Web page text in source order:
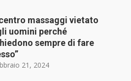
massaggi vietato
uomini perché
sempre di fare
21, 2024